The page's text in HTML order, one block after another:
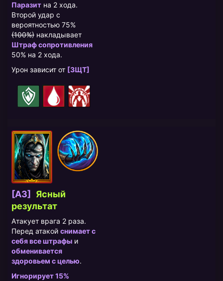
Паразит на 2 хода.
Второй удар с
вероятностью 75%
(100%) накладывает
Штраф сопротивления
50% на 2 хода.
Урон зависит от [ЗЩТ]
[A3]
Ясный
результат
Атакует врага 2 раза.
Перед атакой снимает с
себя все штрафы и
обменивается
здоровьем с целью.
Игнорирует 15%